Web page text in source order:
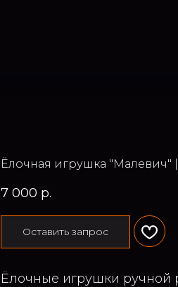
Ёлочная игрушка "Малевич"
7 000 р.
Оставить запрос
Ёлочные игрушки ручной